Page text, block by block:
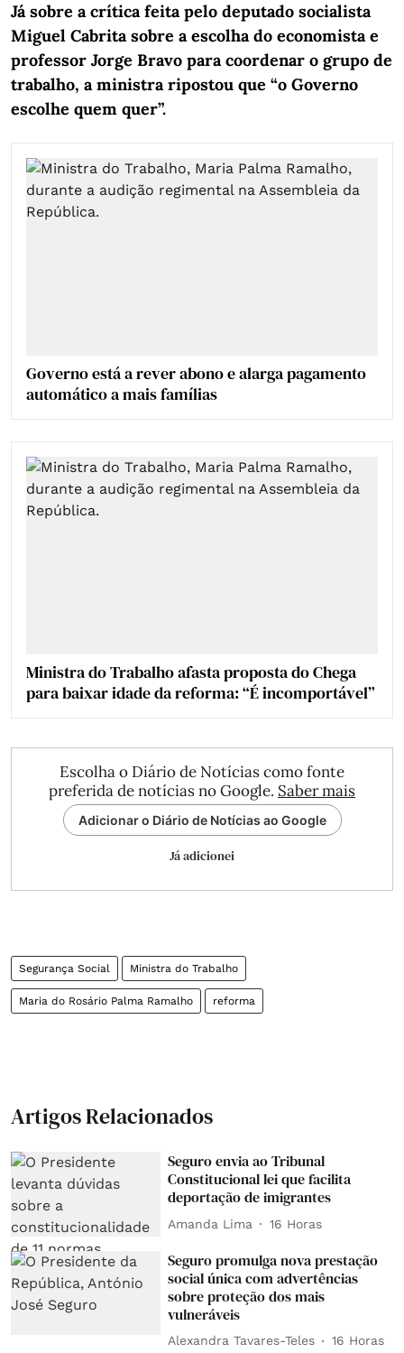
Já sobre a crítica feita pelo deputado socialista
Miguel Cabrita sobre a escolha do economista e
professor Jorge Bravo para coordenar o grupo de
trabalho, a ministra ripostou que “o Governo
escolhe quem quer”.
Governo está a rever abono e alarga pagamento
automático a mais famílias
Ministra do Trabalho afasta proposta do Chega
para baixar idade da reforma: “É incomportável”
Escolha o Diário de Notícias como fonte
preferida de notícias no Google. Saber mais
Adicionar o Diário de Notícias ao Google
Já adicionei
Segurança Social Ministra do Trabalho
Maria do Rosário Palma Ramalho reforma
Artigos Relacionados
Seguro envia ao Tribunal
Constitucional lei que facilita
deportação de imigrantes
Amanda Lima 16 Horas
Seguro promulga nova prestação
social única com advertências
sobre proteção dos mais
vulneráveis
Alexandra Tavares-Teles 16 Horas